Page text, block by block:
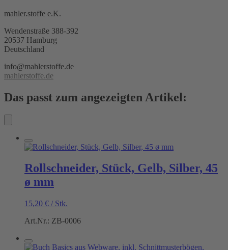
mahler.stoffe e.K.
Wendenstraße 388-392
20537 Hamburg
Deutschland
info@mahlerstoffe.de
mahlerstoffe.de
Das passt zum angezeigten Artikel:
Rollschneider, Stück, Gelb, Silber, 45
ø mm
15,20 € / Stk.
Art.Nr.: ZB-0006